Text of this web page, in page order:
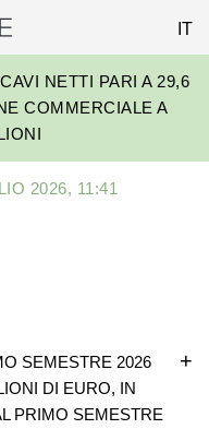
IT
NETTI PARI A 29,6
COMMERCIALE A
2026, 11:41
SEMESTRE 2026
DI EURO, IN
PRIMO SEMESTRE